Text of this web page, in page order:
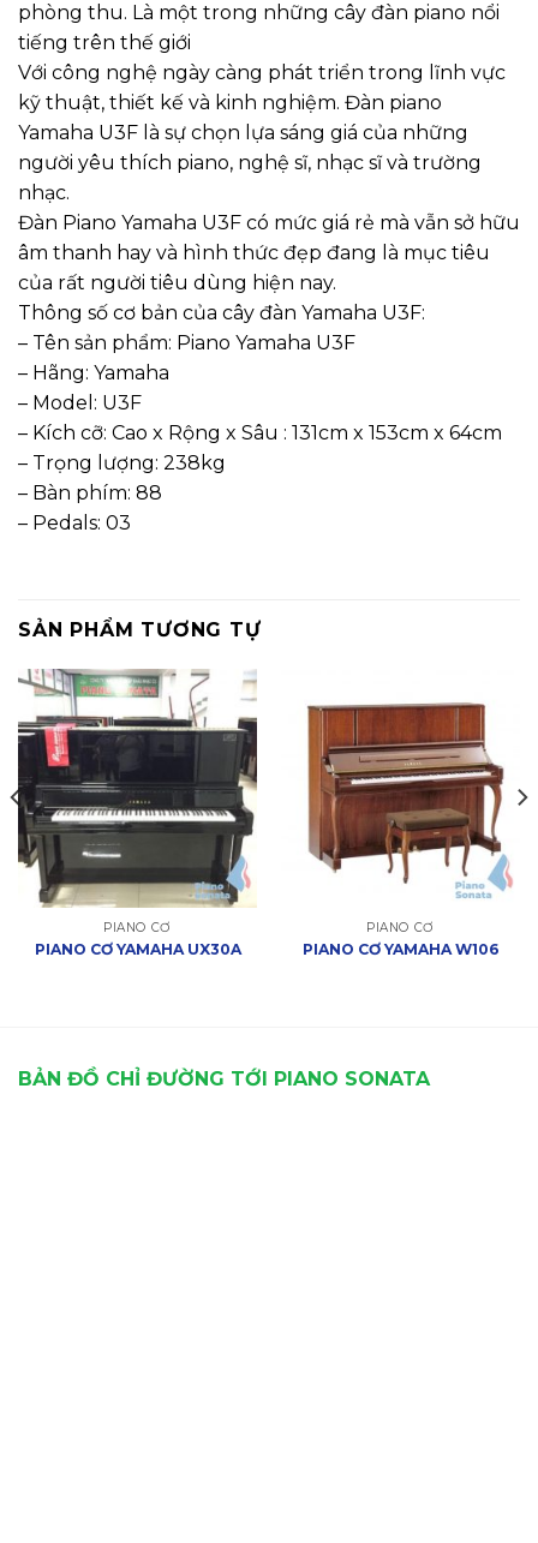
phòng thu. Là một trong những cây đàn piano nổi
tiếng trên thế giới
Với công nghệ ngày càng phát triển trong lĩnh vực
kỹ thuật, thiết kế và kinh nghiệm. Đàn piano
Yamaha U3F là sự chọn lựa sáng giá của những
người yêu thích piano, nghệ sĩ, nhạc sĩ và trường
nhạc.
Đàn Piano Yamaha U3F có mức giá rẻ mà vẫn sở hữu
âm thanh hay và hình thức đẹp đang là mục tiêu
của rất người tiêu dùng hiện nay.
Thông số cơ bản của cây đàn Yamaha U3F:
– Tên sản phẩm: Piano Yamaha U3F
– Hãng: Yamaha
– Model: U3F
– Kích cỡ: Cao x Rộng x Sâu : 131cm x 153cm x 64cm
– Trọng lượng: 238kg
– Bàn phím: 88
– Pedals: 03
SẢN PHẨM TƯƠNG TỰ
PIANO CƠ
PIANO CƠ YAMAHA UX30A
PIANO CƠ
PIANO CƠ YAMAHA W106
BẢN ĐỒ CHỈ ĐƯỜNG TỚI PIANO SONATA